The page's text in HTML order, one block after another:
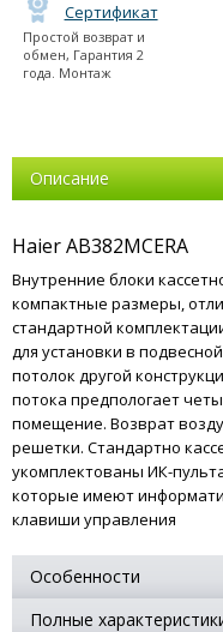
Сертификат
Простой возврат и
обмен, Гарантия 2
года. Монтаж
Описание
Haier AB382MCERA
Внутренние блоки
компактные размеры,
стандартной
для установки в
потолок другой
потока предпологает
помещение. Возврат
решетки. Стандартно
укомплектованы ИК-
которые имеют
клавиши управления
Особенности
Полные